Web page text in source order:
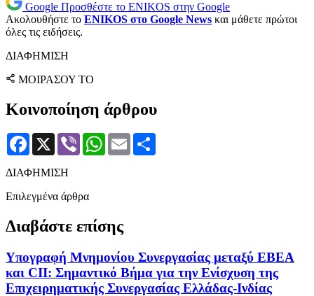
Google Προσθέστε το ENIKOS στην Google
Ακολουθήστε το ENIKOS στο Google News και μάθετε πρώτοι
όλες τις ειδήσεις.
ΔΙΑΦΗΜΙΣΗ
ΜΟΙΡΑΣΟΥ ΤΟ
Κοινοποίηση άρθρου
Facebook
X Viber WhatsApp
Email
ΔΙΑΦΗΜΙΣΗ
Επιλεγμένα άρθρα
Διαβάστε επίσης
Υπογραφή Μνημονίου Συνεργασίας μεταξύ ΕΒΕΑ
και CII: Σημαντικό Βήμα για την Ενίσχυση της
Επιχειρηματικής Συνεργασίας Ελλάδας-Ινδίας